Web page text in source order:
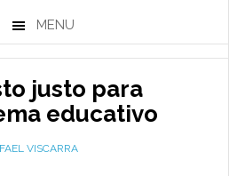
MENU
justo para
educativo
VISCARRA